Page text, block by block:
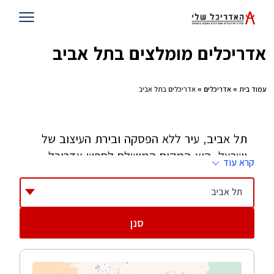
אדריכלים מומלצים בתל אביב
עמוד בית » אדריכלים » אדריכלים בתל אביב
תל אביב, עיר ללא הפסקה ובירת העיצוב של
ישראל, היא המקום המושלם לחפש אדריכל
בין אם אתם חולמים על דירת גג מינימליסטית
בלב העיר, לופט תעשייתי בפלורנטין, או בית
פרטי עם נגיעות באוהאוס ביד אליהו – בתל
אביב תמצאו את האדריכל שידע להגשים את
החזון שלכם.
קרא עוד
תל אביב
סנן